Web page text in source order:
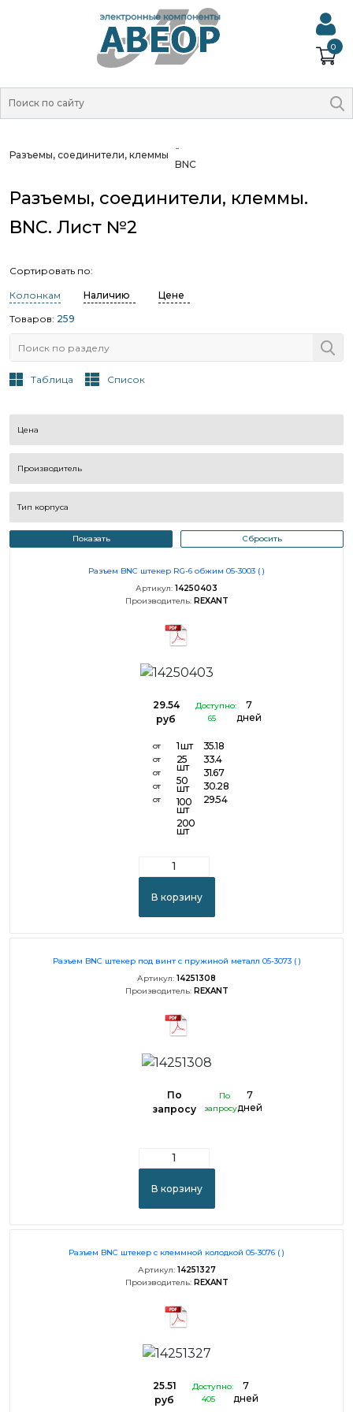
0
Разъемы, соединители, клеммы
BNC
Разъемы, соединители, клеммы.
BNC. Лист №2
Сортировать по:
Колонкам Наличию
Цене
Товаров: 259
Таблица Список
Цена
Производитель
Тип корпуса
Показать Сбросить
Разъем BNC штекер RG-6 обжим 05-3003 ( )
Артикул: 14250403
Производитель: REXANT
29.54
руб
Доступно:
65
7
дней
от
от
от
от
от
1 шт
25
шт
50
шт
100
шт
200
шт
35.18
33.4
31.67
30.28
29.54
В корзину
Разъем BNC штекер под винт с пружиной металл 05-3073 ( )
Артикул: 14251308
Производитель: REXANT
По
запросу
По
запросу
7
дней
В корзину
Разъем BNC штекер с клеммной колодкой 05-3076 ( )
Артикул: 14251327
Производитель: REXANT
25.51
руб
Доступно:
405
7
дней